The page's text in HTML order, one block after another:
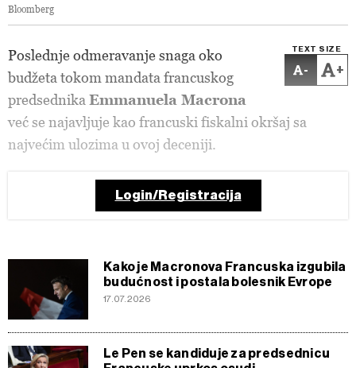
Bloomberg
TEXT SIZE
- +
Poslednje odmeravanje snaga oko
budžeta tokom mandata francuskog
predsednika Emmanuela Macrona
već se najavljuje kao francuski fiskalni okršaj sa
najvećim ulozima u ovoj deceniji.
Login/Registracija
Kako je Macronova Francuska izgubila
budućnost i postala bolesnik Evrope
17.07.2026
Le Pen se kandiduje za predsednicu